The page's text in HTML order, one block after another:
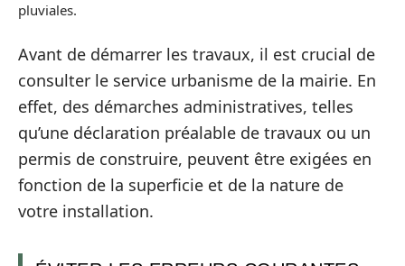
pluviales.
Avant de démarrer les travaux, il est crucial de
consulter le service urbanisme de la mairie. En
effet, des démarches administratives, telles
qu’une déclaration préalable de travaux ou un
permis de construire, peuvent être exigées en
fonction de la superficie et de la nature de
votre installation.